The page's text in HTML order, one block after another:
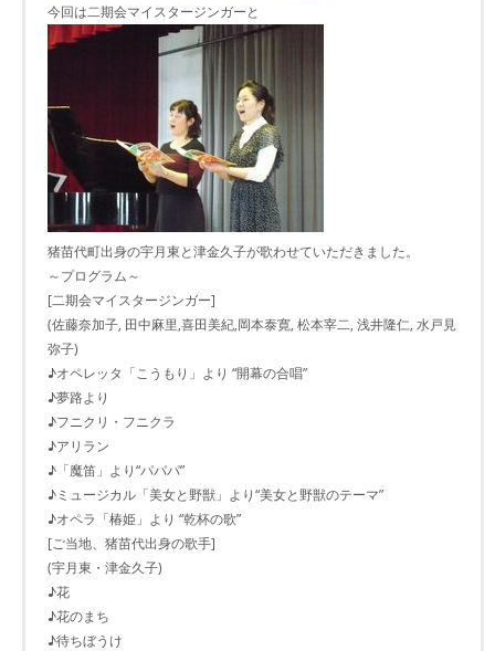
今回は二期会マイスタージンガーと
猪苗代町出身の宇月東と津金久子が歌わせていただきました。
～プログラム～
[二期会マイスタージンガー]
(佐藤奈加子, 田中麻里,喜田美紀,岡本泰寛, 松本宰二, 浅井隆仁, 水戸見
弥子)
♪オペレッタ「こうもり」より “開幕の合唱”
♪夢路より
♪フニクリ・フニクラ
♪アリラン
♪「魔笛」より“パパパ”
♪ミュージカル「美女と野獣」より“美女と野獣のテーマ”
♪オペラ「椿姫」より “乾杯の歌”
[ご当地、猪苗代出身の歌手]
(宇月東・津金久子)
♪花
♪花のまち
♪待ちぼうけ